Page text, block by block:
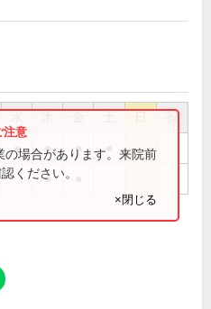
祝
● ● ●
●
場合があります。来院前
ください。
×閉じる